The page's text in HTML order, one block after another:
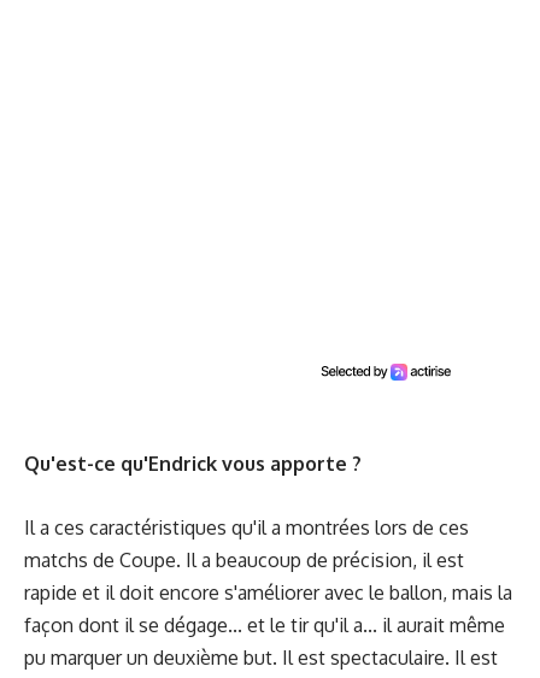
Qu'est-ce qu'Endrick vous apporte ?
Il a ces caractéristiques qu'il a montrées lors de ces
matchs de Coupe. Il a beaucoup de précision, il est
rapide et il doit encore s'améliorer avec le ballon, mais la
façon dont il se dégage... et le tir qu'il a... il aurait même
pu marquer un deuxième but. Il est spectaculaire. Il est